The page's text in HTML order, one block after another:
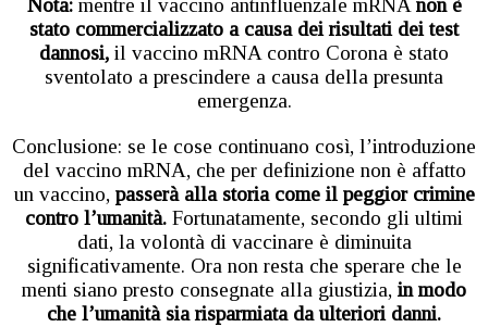
Nota: mentre il vaccino antinfluenzale mRNA non è
stato commercializzato a causa dei risultati dei test
dannosi, il vaccino mRNA contro Corona è stato
sventolato a prescindere a causa della presunta
emergenza.
Conclusione: se le cose continuano così, l’introduzione
del vaccino mRNA, che per definizione non è affatto
un vaccino, passerà alla storia come il peggior crimine
contro l’umanità. Fortunatamente, secondo gli ultimi
dati, la volontà di vaccinare è diminuita
significativamente. Ora non resta che sperare che le
menti siano presto consegnate alla giustizia, in modo
che l’umanità sia risparmiata da ulteriori danni.